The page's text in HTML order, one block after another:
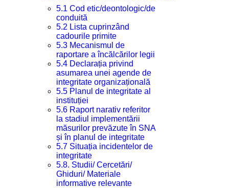
5.1 Cod etic/deontologic/de
conduită
5.2 Lista cuprinzând
cadourile primite
5.3 Mecanismul de
raportare a încălcărilor legii
5.4 Declarația privind
asumarea unei agende de
integritate organizațională
5.5 Planul de integritate al
instituției
5.6 Raport narativ referitor
la stadiul implementării
măsurilor prevăzute în SNA
și în planul de integritate
5.7 Situația incidentelor de
integritate
5.8. Studii/ Cercetări/
Ghiduri/ Materiale
informative relevante